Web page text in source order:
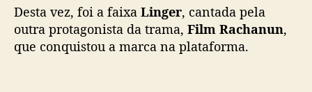
e
w
s
n
ดวงดาว ความรัก – Namtan Tipnaree
🎥 Official MV :
https://t.co/h0knnISV9s#PlutoYourStoryMV
Desta vez, foi a faixa Linger, cantada pela
outra protagonista da trama, Film Rachanun,
que conquistou a marca na plataforma.